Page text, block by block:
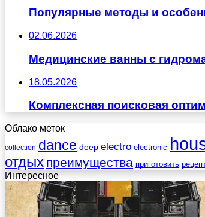
Популярные методы и
02.06.2026
Медицинские ванны с
18.05.2026
Комплексная поисковая
Облако меток
collection dance deep electro electronic
отдых преимущества приготовить
Интересное